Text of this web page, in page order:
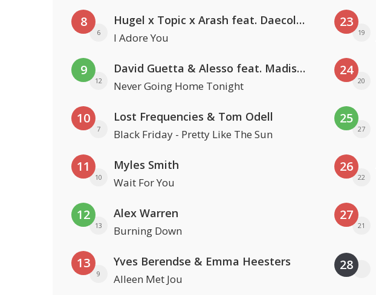
8
6
Hugel x Topic x Arash feat. Daecolm
I Adore You
9
12
David Guetta & Alesso feat. Madison Love
Never Going Home Tonight
10
7
Lost Frequencies & Tom Odell
Black Friday - Pretty Like The Sun
11
10
Myles Smith
Wait For You
12
13
Alex Warren
Burning Down
13
9
Yves Berendse & Emma Heesters
Alleen Met Jou
23
19
24
20
25
27
26
22
27
21
28